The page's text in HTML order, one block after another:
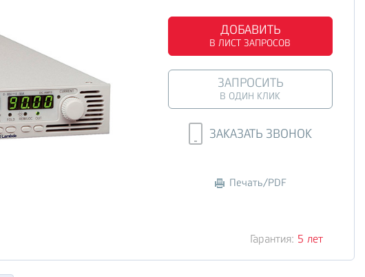
ДОБАВИТЬ
В ЛИСТ ЗАПРОСОВ
ЗАПРОСИТЬ
В ОДИН КЛИК
ЗАКАЗАТЬ ЗВОНОК
Печать/PDF
Гарантия: 5 лет